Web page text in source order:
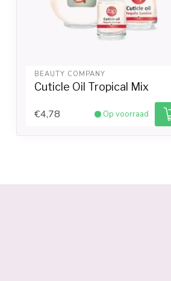
BEAUTY COMPANY
Cuticle Oil Tropical Mix
€4,78 Op voorraad